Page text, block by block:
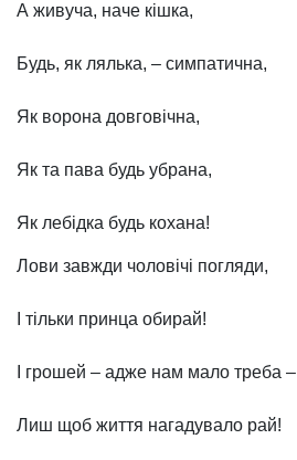
А живуча, наче кішка,
Будь, як лялька, – симпатична,
Як ворона довговічна,
Як та пава будь убрана,
Як лебідка будь кохана!
Лови завжди чоловічі погляди,
І тільки принца обирай!
І грошей – адже нам мало треба –
Лиш щоб життя нагадувало рай!